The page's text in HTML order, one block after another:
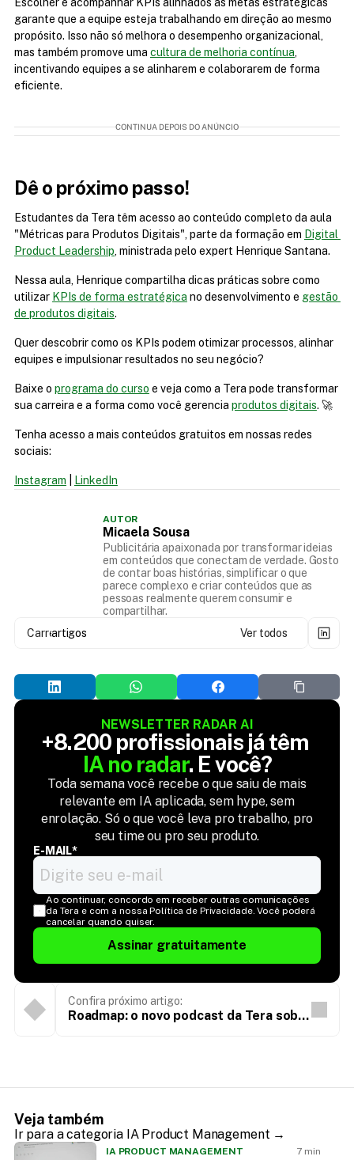
garante que a equipe esteja trabalhando em direção ao mesmo
propósito. Isso não só melhora o desempenho organizacional,
mas também promove uma cultura de melhoria contínua,
incentivando equipes a se alinharem e colaborarem de forma
eficiente.
CONTINUA DEPOIS DO ANÚNCIO
Dê o próximo passo!
Estudantes da Tera têm acesso ao conteúdo completo da aula
"Métricas para Produtos Digitais", parte da formação em Digital
Product Leadership, ministrada pelo expert Henrique Santana.
Nessa aula, Henrique compartilha dicas práticas sobre como
utilizar KPIs de forma estratégica no desenvolvimento e gestão
de produtos digitais.
Quer descobrir como os KPIs podem otimizar processos, alinhar
equipes e impulsionar resultados no seu negócio?
Baixe o programa do curso e veja como a Tera pode transformar
sua carreira e a forma como você gerencia produtos digitais. 🚀
Tenha acesso a mais conteúdos gratuitos em nossas redes
sociais:
Instagram LinkedIn
AUTOR
Micaela Sousa
Publicitária apaixonada por transformar ideias
em conteúdos que conectam de verdade. Gosto
de contar boas histórias, simplificar o que
parece complexo e criar conteúdos que as
pessoas realmente querem consumir e
compartilhar.
Carregando...
artigos Ver todos
NEWSLETTER RADAR AI
IA no radar. E você?
Toda semana você recebe o que saiu de mais
relevante em IA aplicada, sem hype, sem
enrolação. Só o que você leva pro trabalho, pro
seu time ou pro seu produto.
E-MAIL*
Ao continuar, concordo em receber outras comunicações
da Tera e com a nossa Política de Privacidade. Você poderá
cancelar quando quiser.
Assinar gratuitamente
Confira próximo artigo:
Roadmap: o novo podcast da Tera sobre
Veja também
Ir para a categoria IA Product Management →
IA PRODUCT MANAGEMENT 7 min